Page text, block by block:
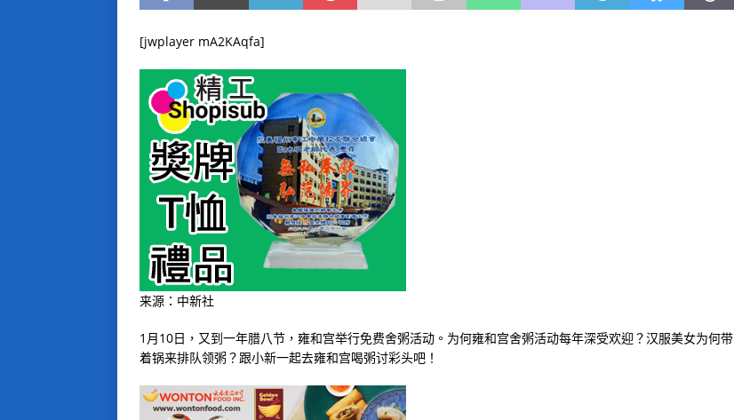
[jwplayer mA2KAqfa]
来源：中新社
1月10日，又到一年腊八节，雍和宫举行免费舍粥活动。为何雍和宫舍粥活动每年深受欢迎？汉服美女为何带
着锅来排队领粥？跟小新一起去雍和宫喝粥讨彩头吧！